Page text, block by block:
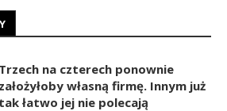
Trzech na czterech ponownie
założyłoby własną firmę. Innym już
tak łatwo jej nie polecają